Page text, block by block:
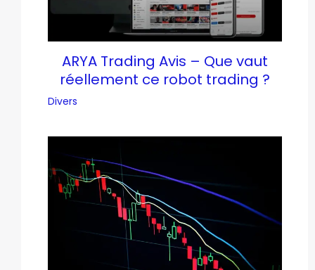
ARYA Trading Avis – Que vaut
réellement ce robot trading ?
Divers